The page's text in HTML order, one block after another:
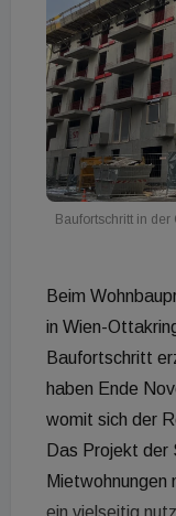
Baufortschritt in
Beim
in Wien-
Baufortschritt
haben Ende
womit sich der
Das Projekt der
Mietwohnungen
ein vielseitig